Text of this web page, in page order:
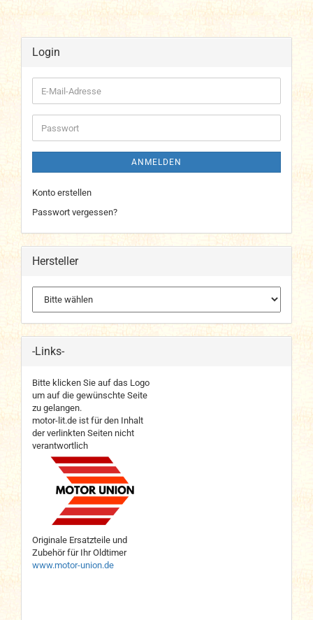
Login
E-
Mail-
Adresse
Passwort
ANMELDEN
Konto erstellen
Passwort vergessen?
Hersteller
-Links-
Bitte klicken Sie auf das Logo
um auf die gewünschte Seite
zu gelangen.
motor-lit.de ist für den Inhalt
der verlinkten Seiten nicht
verantwortlich
Originale Ersatzteile und
Zubehör für Ihr Oldtimer
www.motor-union.de